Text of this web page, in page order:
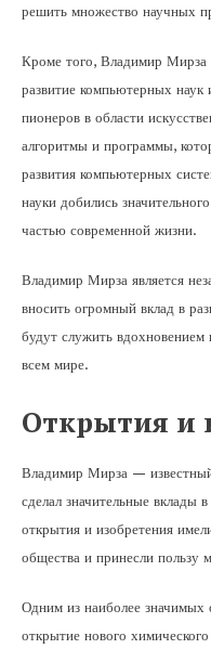
решить множество научных
Кроме того, Владимир Мирза
развитие компьютерных
пионеров в области
алгоритмы и программы,
развития компьютерных
науки добились
частью современной жизни.
Владимир Мирза является
вносить огромный вклад в
будут служить
всем мире.
Открытия и
Владимир Мирза —
сделал значительные вклады
открытия и изобретения
общества и принесли пользу
Одним из наиболее
открытие нового